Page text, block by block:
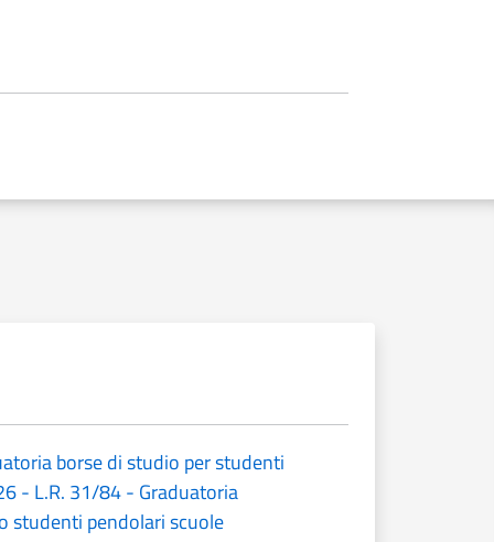
borse di studio per studenti
- L.R. 31/84 - Graduatoria
studenti pendolari scuole